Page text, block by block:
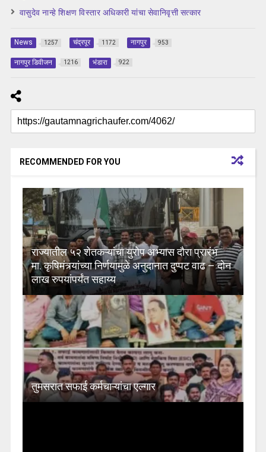
वासुदेव नान्हे शिक्षण विस्तार अधिकारी यांचा सेवानिवृत्ती सत्कार
News 1257 चंद्रपूर 1172 नागपुर 953
नागपुर डिवीजन 1216 भंडारा 922
RECOMMENDED FOR YOU
राज्यातील ५२ शेतकऱ्यांचा युरोप अभ्यास दौरा प्रारंभ
मा. कृषिमंत्र्यांच्या निर्णयामुळे अनुदानात दुप्पट वाढ – दोन
लाख रुपयांपर्यंत सहाय्य
तुमसरात सफाई कर्मचाऱ्यांचा एल्गार